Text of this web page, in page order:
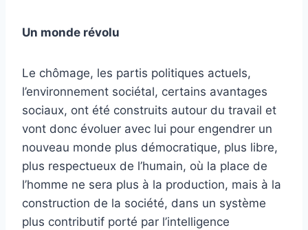
Un monde révolu
Le chômage, les partis politiques actuels,
l’environnement sociétal, certains avantages
sociaux, ont été construits autour du travail et
vont donc évoluer avec lui pour engendrer un
nouveau monde plus démocratique, plus libre,
plus respectueux de l’humain, où la place de
l’homme ne sera plus à la production, mais à la
construction de la société, dans un système
plus contributif porté par l’intelligence